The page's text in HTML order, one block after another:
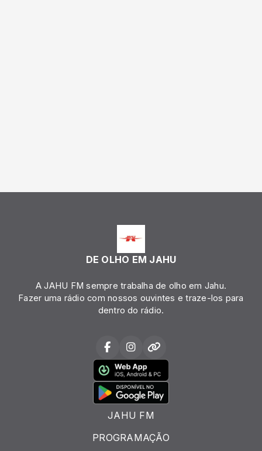
DE OLHO EM JAHU
A JAHU FM sempre trabalha de olho em Jahu.
Fazer uma rádio com nossos ouvintes e traze-los para
dentro do rádio.
JAHU FM
PROGRAMAÇÃO